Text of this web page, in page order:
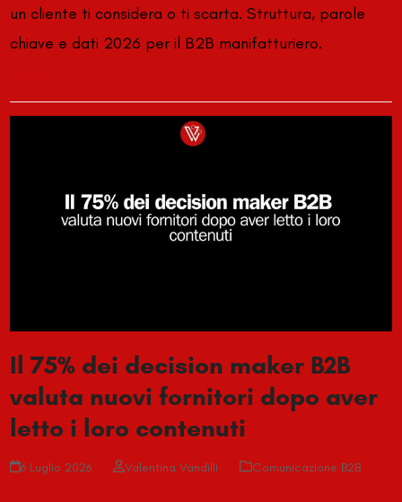
un cliente ti considera o ti scarta. Struttura, parole
chiave e dati 2026 per il B2B manifatturiero.
Il 75% dei decision maker B2B
valuta nuovi fornitori dopo aver
letto i loro contenuti
6 Luglio 2026 Valentina Vandilli Comunicazione B2B